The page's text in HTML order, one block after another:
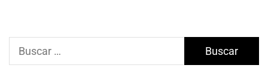
Buscar: